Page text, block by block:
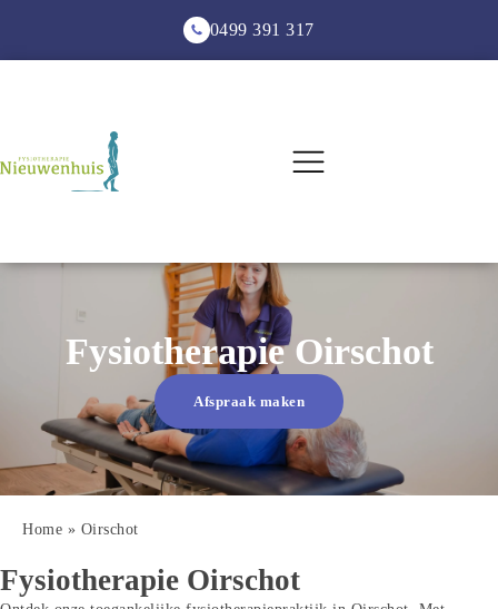
0499 391 317
Fysiotherapie Oirschot
Afspraak maken
Fysiotherapie Oirschot
Home » Oirschot